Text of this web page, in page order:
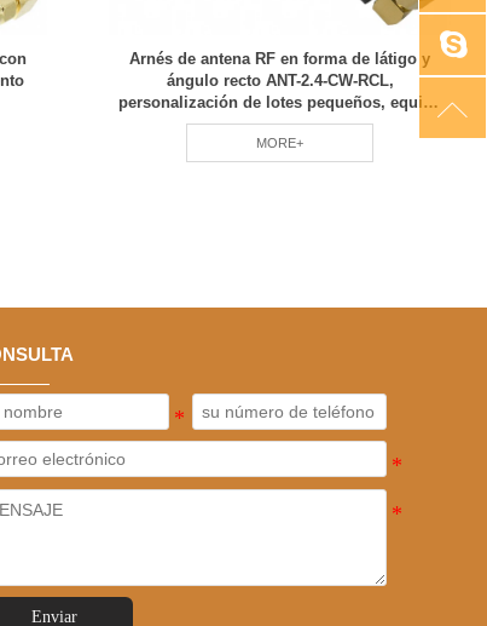
Arnés de antena RF en forma de látigo y
ángulo recto ANT-2.4-CW-RCL,
personalización de lotes pequeños, equipo
profesional RCD
MORE+
Enviar

